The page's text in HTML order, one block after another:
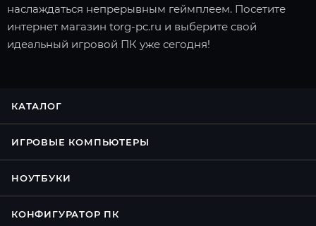
наслаждаться непрерывным геймплеем. Посетите
интернет магазин torg-pc.ru и выберите свой
идеальный игровой ПК уже сегодня!
КАТАЛОГ
ИГРОВЫЕ КОМПЬЮТЕРЫ
НОУТБУКИ
КОНФИГУРАТОР ПК